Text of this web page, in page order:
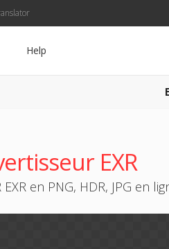
Help
EXR
en PNG, HDR, JPG en